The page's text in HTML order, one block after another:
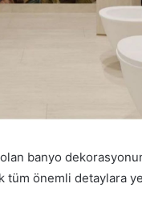
banyo
tüm önemli detaylara